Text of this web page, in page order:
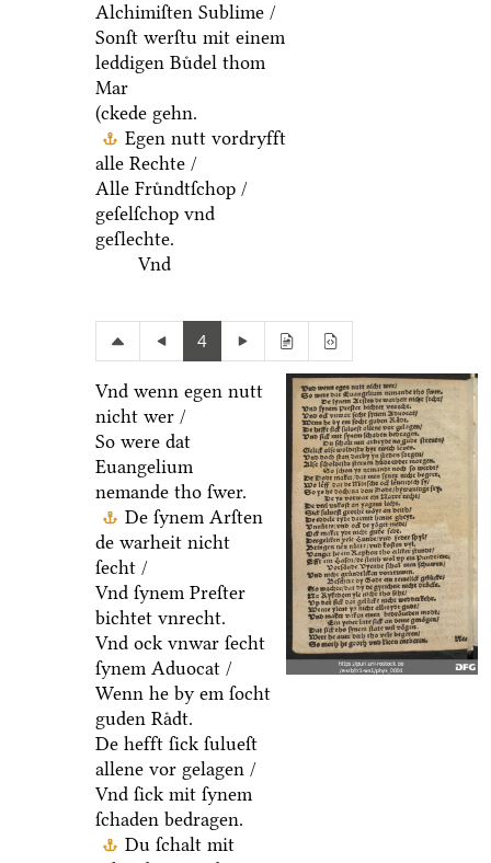
Alchimiſten Sublime /
Sonſt werſtu mit einem
leddigen Buͤdel thom
Mar
(ckede gehn.
Egen nutt vordryfft
alle Rechte /
Alle Fruͤndtſchop /
geſelſchop vnd
geſlechte.
Vnd
4
Vnd wenn egen nutt
nicht wer /
So were dat
Euangelium
nemande tho ſwer.
De ſynem Arſten
de warheit nicht
ſecht /
Vnd ſynem Preſter
bichtet vnrecht.
Vnd ock vnwar ſecht
ſynem Aduocat /
Wenn he by em ſocht
guden Raͤdt.
De hefft ſick ſulueſt
allene vor gelagen /
Vnd ſick mit ſynem
ſchaden bedragen.
Du ſchalt mit